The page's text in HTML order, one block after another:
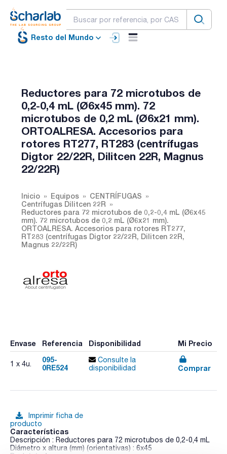
Resto del Mundo
Reductores para 72 microtubos de
0,2-0,4 mL (Ø6x45 mm). 72
microtubos de 0,2 mL (Ø6x21 mm).
ORTOALRESA. Accesorios para
rotores RT277, RT283 (centrífugas
Digtor 22/22R, Dilitcen 22R, Magnus
22/22R)
Inicio Equipos
CENTRÍFUGAS
Centrífugas Dilitcen 22R
Reductores para 72 microtubos de 0,2-0,4 mL (Ø6x45
mm). 72 microtubos de 0,2 mL (Ø6x21 mm).
ORTOALRESA. Accesorios para rotores RT277,
RT283 (centrífugas Digtor 22/22R, Dilitcen 22R,
Magnus 22/22R)
Envase Referencia Disponibilidad Mi Precio
1 x 4u.
095-
0RE524
Consulte la
disponibilidad
Comprar
Imprimir ficha de
producto
Características
Descripción : Reductores para 72 microtubos de 0,2-0,4 mL
Diámetro x altura (mm) (orientativas) : 6x45